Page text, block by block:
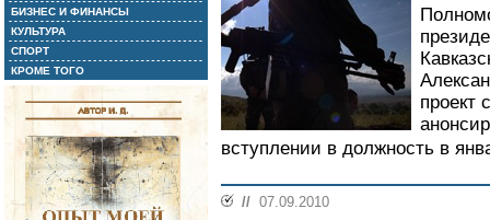
БИЗНЕС И ФИНАНСЫ
КУЛЬТУРА
СПОРТ
КРОМЕ ТОГО
проект
вступлении в должность в
// 07.09.2010